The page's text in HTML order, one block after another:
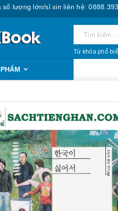
lớn/sỉ xin liên hệ: 0888.393.555
Từ khóa phổ